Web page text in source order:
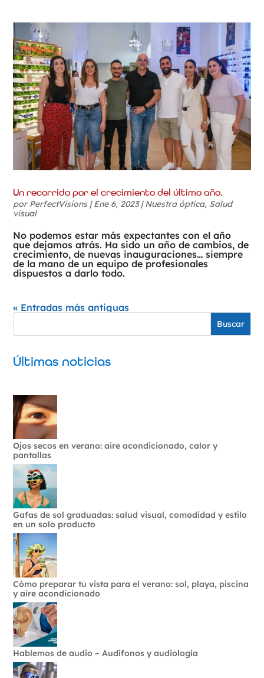
Un recorrido por el crecimiento del último año.
por PerfectVisions|Ene 6, 2023|Nuestra óptica, Salud
visual
No podemos estar más expectantes con el año
que dejamos atrás. Ha sido un año de cambios, de
crecimiento, de nuevas inauguraciones… siempre
de la mano de un equipo de profesionales
dispuestos a darlo todo.
« Entradas más antiguas
Buscar
Últimas noticias
Ojos secos en verano: aire acondicionado, calor y
pantallas
Gafas de sol graduadas: salud visual, comodidad y estilo
en un solo producto
Cómo preparar tu vista para el verano: sol, playa, piscina
y aire acondicionado
Hablemos de audio – Audífonos y audiología